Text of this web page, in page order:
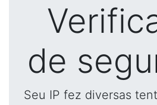
de
Seu IP fez diversas